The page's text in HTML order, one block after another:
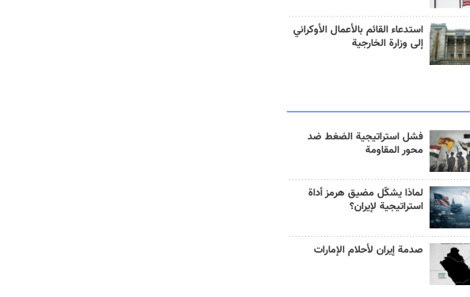
استدعاء القائم بالأعمال الأوكراني
إلى وزارة الخارجية
فشل استراتيجية الضغط ضد
محور المقاومة
لماذا يشكّل مضيق هرمز أداة
استراتيجية لإيران؟
صدمة إيران لأحلام الإمارات